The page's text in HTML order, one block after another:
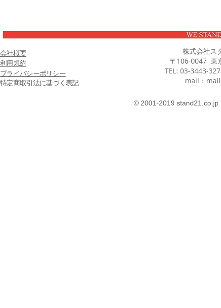
会社概要
利用規約
プライバシーポリシー
特定商取引法に基づく表記
株式会社ス
〒106-0047 東
TEL: 03-3443-
mail：
© 2001-2019 stand21.co.jp